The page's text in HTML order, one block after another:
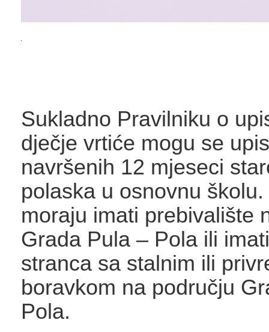
Sukladno Pravilniku o
dječje vrtiće mogu se
navršenih 12 mjeseci
polaska u osnovnu
moraju imati prebivalište
Grada Pula – Pola ili
stranca sa stalnim ili
boravkom na području
Pola.